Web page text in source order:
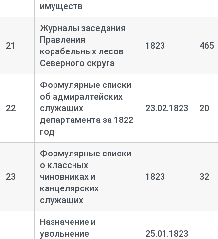
имуществ
21
Журналы заседания
Правления
корабельных лесов
Северного округа
1823 465
22
Формулярные списки
об адмиралтейских
служащих
департамента за 1822
год
23.02.1823 20
23
Формулярные списки
о классных
чиновниках и
канцелярских
служащих
1823 32
Назначение и
увольнение
25.01.1823